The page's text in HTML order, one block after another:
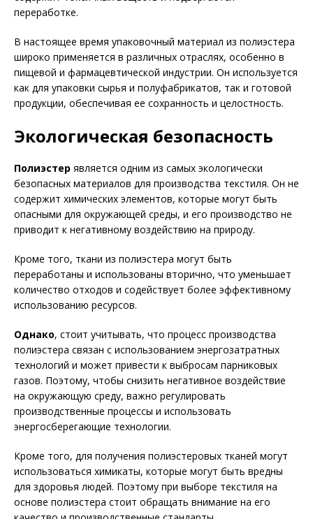
переработке.
В настоящее время упаковочный материал из полиэстера
широко применяется в различных отраслях, особенно в
пищевой и фармацевтической индустрии. Он используется
как для упаковки сырья и полуфабрикатов, так и готовой
продукции, обеспечивая ее сохранность и целостность.
Экологическая безопасность
Полиэстер является одним из самых экологически
безопасных материалов для производства текстиля. Он не
содержит химических элементов, которые могут быть
опасными для окружающей среды, и его производство не
приводит к негативному воздействию на природу.
Кроме того, ткани из полиэстера могут быть
переработаны и использованы вторично, что уменьшает
количество отходов и содействует более эффективному
использованию ресурсов.
Однако, стоит учитывать, что процесс производства
полиэстера связан с использованием энергозатратных
технологий и может привести к выбросам парниковых
газов. Поэтому, чтобы снизить негативное воздействие
на окружающую среду, важно регулировать
производственные процессы и использовать
энергосберегающие технологии.
Кроме того, для получения полиэстеровых тканей могут
использоваться химикаты, которые могут быть вредны
для здоровья людей. Поэтому при выборе текстиля на
основе полиэстера стоит обращать внимание на его